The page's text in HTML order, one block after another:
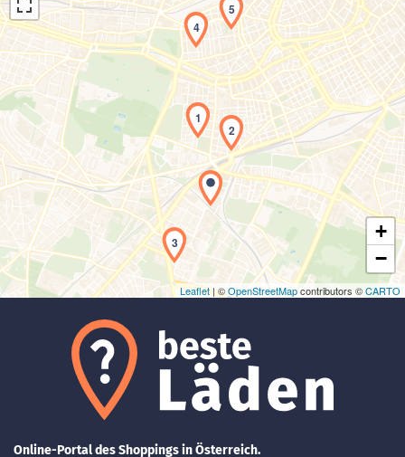
Laden der Karte...
1
2
3
4
5
+
−
Leaflet| ©OpenStreetMapcontributors ©CARTO
Online-Portal des Shoppings in Österreich.